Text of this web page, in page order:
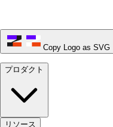
Copy Logo as SVG
プロダクト
リソース